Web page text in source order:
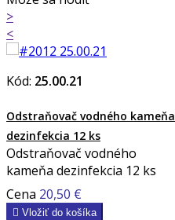
>
<
Kód: 25.00.21
Odstraňovač vodného kameňa
dezinfekcia 12 ks
Odstraňovač vodného
kameňa dezinfekcia 12 ks
Cena 20,50 €
 Vložiť do košíka